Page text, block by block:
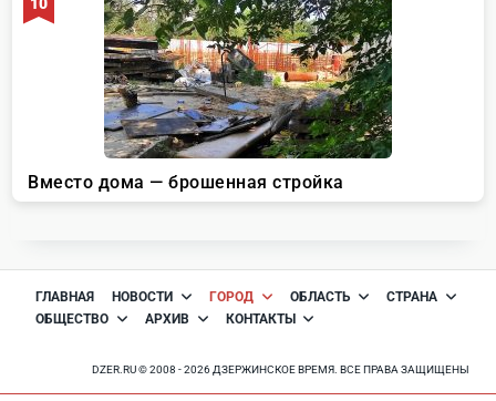
ГЛАВНАЯ НОВОСТИ ГОРОД ОБЛАСТЬ
СТРАНА
ОБЩЕСТВО
АРХИВ КОНТАКТЫ
DZER.RU © 2008 - 2026 ДЗЕРЖИНСКОЕ ВРЕМЯ. ВСЕ ПРАВА ЗАЩИЩЕНЫ